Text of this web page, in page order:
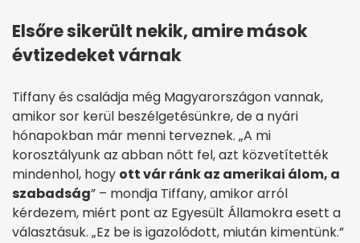
Elsőre sikerült nekik, amire mások
évtizedeket várnak
Tiffany és családja még Magyarországon vannak,
amikor sor kerül beszélgetésünkre, de a nyári
hónapokban már menni terveznek. „A mi
korosztályunk az abban nőtt fel, azt közvetítették
mindenhol, hogy ott vár ránk az amerikai álom, a
szabadság” – mondja Tiffany, amikor arról
kérdezem, miért pont az Egyesült Államokra esett a
választásuk. „Ez be is igazolódott, miután kimentünk.”